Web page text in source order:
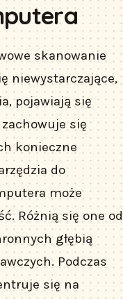
skanowanie
niewystarczające,
pojawiają się
się
konieczne
do
może
Różnią się one od
głębią
Podczas
się na